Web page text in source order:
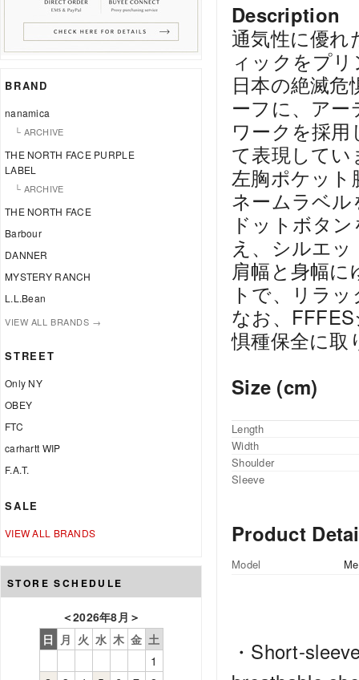
BRAND
nanamica
└ ARCHIVE
THE NORTH FACE PURPLE
LABEL
└ ARCHIVE
THE NORTH FACE
Barbour
DANNER
MYSTERY RANCH
L.L.Bean
VIEW ALL BRANDS →
STREET
Only NY
OBEY
FTC
carhartt WIP
F.A.T.
SALE
VIEW ALL BRANDS
STORE SCHEDULE
＜2026年8月 ＞
日 月 火 水 木 金 土
1
Description
通気性に優
ィックをプ
日本の絶滅
ーフに、ア
ワークを採
て表現してい
左胸ポケット
ネームラベ
ドットボタ
え、シルエ
肩幅と身幅
トで、リラ
なお、
惧種保全に取
Size (cm)
Length
Width
Shoulder
Sleeve
Product
Model
・Short-